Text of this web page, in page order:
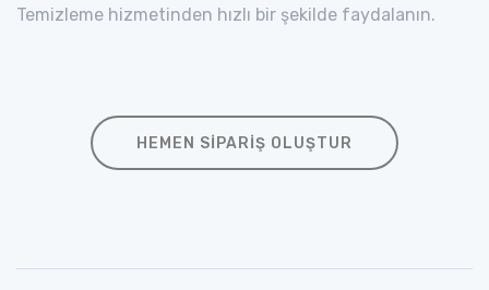
Temizleme hizmetinden hızlı bir şekilde faydalanın.
HEMEN SIPARIŞ OLUŞTUR